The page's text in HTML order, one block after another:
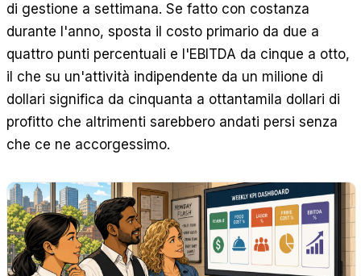
di gestione a settimana. Se fatto con costanza
durante l'anno, sposta il costo primario da due a
quattro punti percentuali e l'EBITDA da cinque a otto,
il che su un'attività indipendente da un milione di
dollari significa da cinquanta a ottantamila dollari di
profitto che altrimenti sarebbero andati persi senza
che ce ne accorgessimo.